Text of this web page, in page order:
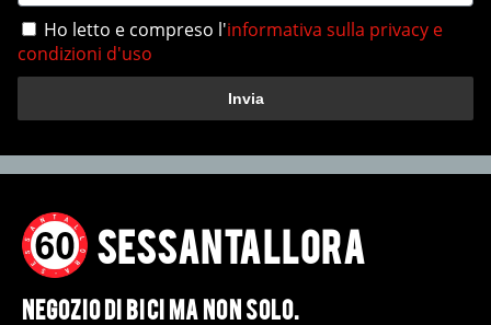
Ho letto e compreso l'informativa sulla privacy e
condizioni d'uso
Invia
SESSANTALLORA
NEGOZIO DI BICI MA NON SOLO.